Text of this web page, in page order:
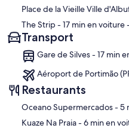
Place de la Vieille Ville
The Strip- 17 min en voiture
Transport
Gare de Silves - 17 min
Aéroport de Portimão
Restaurants
‪Kuaze Na Praia - ‬6 min